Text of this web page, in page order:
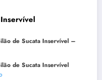
de Sucata Inservível –
de Sucata Inservível